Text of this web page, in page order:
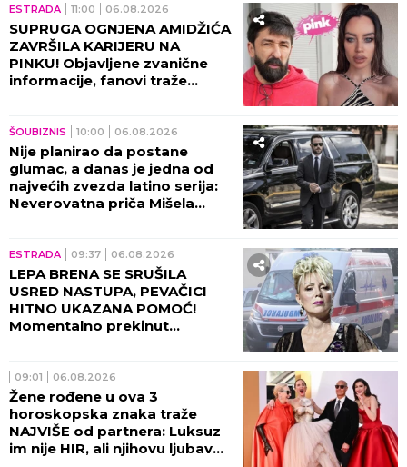
ESTRADA 11:00 06.08.2026
SUPRUGA OGNJENA AMIDŽIĆA
ZAVRŠILA KARIJERU NA
PINKU! Objavljene zvanične
informacije, fanovi traže
ŠOUBIZNIS 10:00 06.08.2026
Nije planirao da postane
glumac, a danas je jedna od
najvećih zvezda latino serija:
Neverovatna priča Mišela
ESTRADA 09:37 06.08.2026
LEPA BRENA SE SRUŠILA
USRED NASTUPA, PEVAČICI
HITNO UKAZANA POMOĆ!
Momentalno prekinut
09:01 06.08.2026
Žene rođene u ova 3
horoskopska znaka traže
NAJVIŠE od partnera: Luksuz
im nije HIR, ali njihovu ljubav